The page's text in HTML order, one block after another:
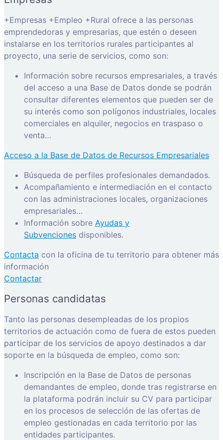
+Empresas +Empleo +Rural ofrece a las personas
emprendedoras y empresarias, que estén o deseen
instalarse en los territorios rurales participantes al
proyecto, una serie de servicios, como son:
Información sobre recursos empresariales, a través
del acceso a una Base de Datos donde se podrán
consultar diferentes elementos que pueden ser de
su interés como son polígonos industriales, locales
comerciales en alquiler, negocios en traspaso o
venta…
Acceso a la Base de Datos de Recursos Empresariales
Búsqueda de perfiles profesionales demandados.
Acompañamiento e intermediación en el contacto
con las administraciones locales, organizaciones
empresariales…
Información sobre Ayudas y
Subvenciones disponibles.
Contacta con la oficina de tu territorio para obtener más
información
Contactar
Personas candidatas
Tanto las personas desempleadas de los propios
territorios de actuación como de fuera de estos pueden
participar de los servicios de apoyo destinados a dar
soporte en la búsqueda de empleo, como son:
Inscripción en la Base de Datos de personas
demandantes de empleo, donde tras registrarse en
la plataforma podrán incluir su CV para participar
en los procesos de selección de las ofertas de
empleo gestionadas en cada territorio por las
entidades participantes.